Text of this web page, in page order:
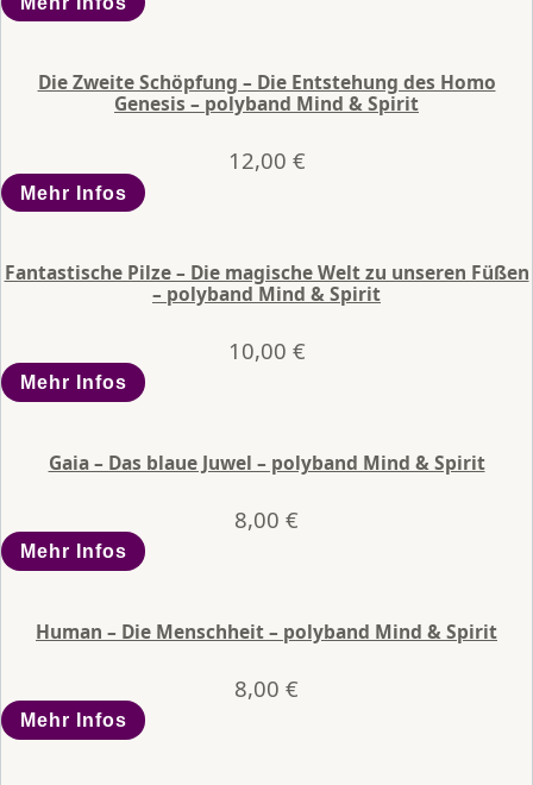
Die Zweite Schöpfung – Die Entstehung des Homo
Genesis – polyband Mind & Spirit
12,00 €
Mehr Infos
Fantastische Pilze – Die magische Welt zu unseren Füßen
– polyband Mind & Spirit
10,00 €
Mehr Infos
Gaia – Das blaue Juwel – polyband Mind & Spirit
8,00 €
Mehr Infos
Human – Die Menschheit – polyband Mind & Spirit
8,00 €
Mehr Infos